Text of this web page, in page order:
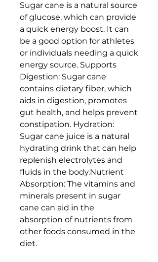
Sugar cane is a natural source
of glucose, which can provide
a quick energy boost. It can
be a good option for athletes
or individuals needing a quick
energy source. Supports
Digestion: Sugar cane
contains dietary fiber, which
aids in digestion, promotes
gut health, and helps prevent
constipation. Hydration:
Sugar cane juice is a natural
hydrating drink that can help
replenish electrolytes and
fluids in the body.Nutrient
Absorption: The vitamins and
minerals present in sugar
cane can aid in the
absorption of nutrients from
other foods consumed in the
diet.